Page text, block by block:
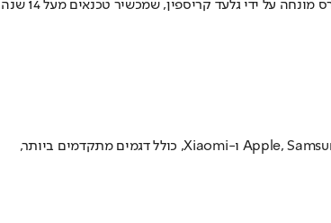
מטרת הקורס היא להכשיר את התלמידים לתיקון כל סוגי המכשירים המתקדמים, כולל דרגים א’ עד ד’ פלוס. התלמידים ירכשו ידע וניסיון מעשי בטיפול במכשירי Apple, Samsung ו-Xiaomi, כולל דגמים מתקדמים ביותר,